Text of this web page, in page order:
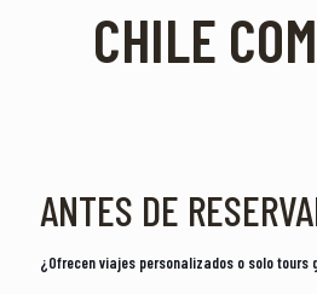
CHILE
ANTES DE
¿Ofrecen viajes personalizados o solo tours